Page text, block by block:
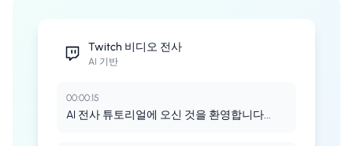
Twitch 비디오 전사
AI 기반
00:00:15
AI 전사 튜토리얼에 오신 것을 환영합니다...